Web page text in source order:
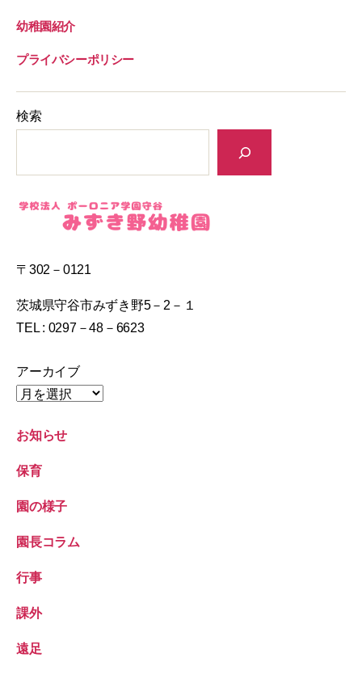
幼稚園紹介
プライバシーポリシー
検索
〒302－0121
茨城県守谷市みずき野5－2－１
TEL : 0297－48－6623
アーカイブ
お知らせ
保育
園の様子
園長コラム
行事
課外
遠足